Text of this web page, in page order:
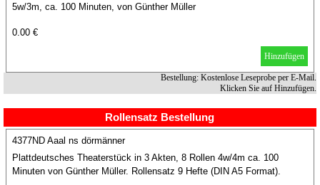
5w/3m, ca. 100 Minuten, von Günther Müller
0.00 €
Hinzufügen
Bestellung: Kostenlose Leseprobe per E-Mail.
Klicken Sie auf Hinzufügen.
Rollensatz Bestellung
4377ND Aaal ns dörmänner
Plattdeutsches Theaterstück in 3 Akten, 8 Rollen 4w/4m ca. 100
Minuten von Günther Müller. Rollensatz 9 Hefte (DIN A5 Format).